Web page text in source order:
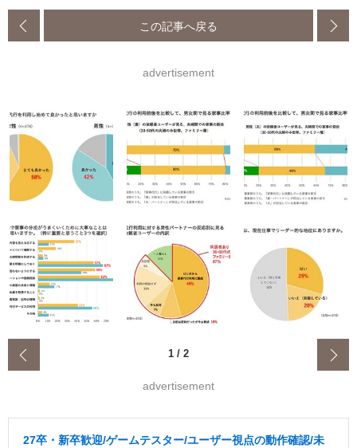
この記事へ戻る
advertisement
1 / 2
advertisement
27卒・新卒歓迎/ゲームテスター/ユーザー視点の動作確認/未